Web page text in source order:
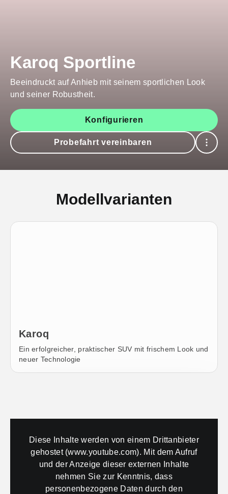
Karoq Sportline
Beeindruckt auf Anhieb mit seinem sportlichen Look
und seiner Robustheit.
Konfigurieren
Probefahrt vereinbaren
Modellvarianten
Karoq
Ein erfolgreicher, praktischer SUV mit frischem Look und
neuer Technologie
Diese Inhalte werden von einem Drittanbieter
gehostet (www.youtube.com). Mit dem Aufruf
und der Anzeige dieser externen Inhalte
nehmen Sie zur Kenntnis, dass
personenbezogene Daten durch den